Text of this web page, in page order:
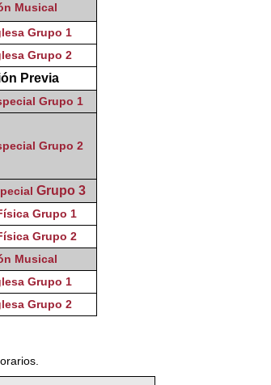
Musical
Grupo 1
Grupo 2
Previa
Grupo 1
Grupo 2
Grupo 3
Grupo 1
Grupo 2
Musical
Grupo 1
Grupo 2